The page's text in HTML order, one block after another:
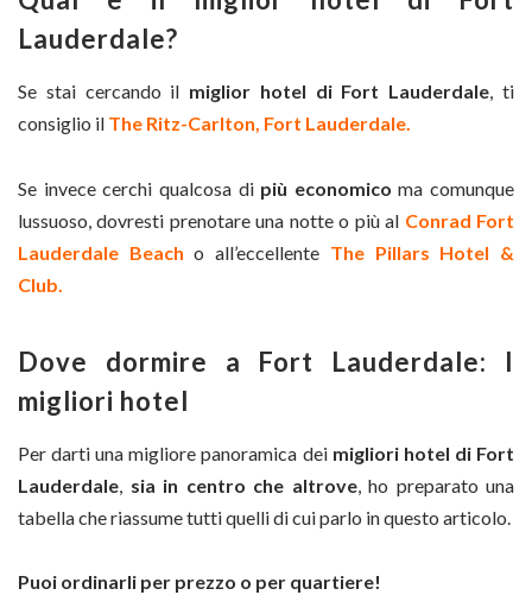
Lauderdale?
Se stai cercando il miglior hotel di Fort Lauderdale, ti
consiglio il The Ritz-Carlton, Fort Lauderdale.
Se invece cerchi qualcosa di più economico ma comunque
lussuoso, dovresti prenotare una notte o più al Conrad Fort
Lauderdale Beach o all’eccellente The Pillars Hotel &
Club.
Dove dormire a Fort Lauderdale: I
migliori hotel
Per darti una migliore panoramica dei migliori hotel di Fort
Lauderdale, sia in centro che altrove, ho preparato una
tabella che riassume tutti quelli di cui parlo in questo articolo.
Puoi ordinarli per prezzo o per quartiere!